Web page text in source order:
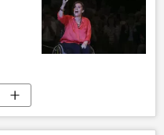
justicia